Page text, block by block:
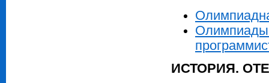
Олимпиады
ИСТОРИЯ.